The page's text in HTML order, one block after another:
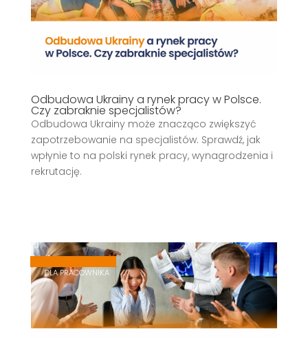
Odbudowa Ukrainy a rynek pracy w Polsce.
Czy zabraknie specjalistów?
Odbudowa Ukrainy może znacząco zwiększyć
zapotrzebowanie na specjalistów. Sprawdź, jak
wpłynie to na polski rynek pracy, wynagrodzenia i
rekrutację.
DLA PRACOWNIKA